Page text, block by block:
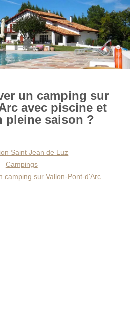
un camping sur
avec piscine et
pleine saison ?
Saint Jean de Luz
Campings
sur Vallon-Pont-d'Arc...